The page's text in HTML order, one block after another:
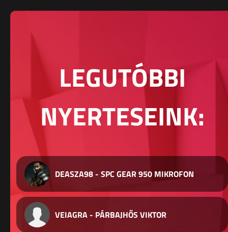
LEGUTÓBBI
NYERTESEINK:
DEASZA98 - SPC GEAR 950 MIKROFON
VEIAGRA - PÁRBAJHŐS VIKTOR